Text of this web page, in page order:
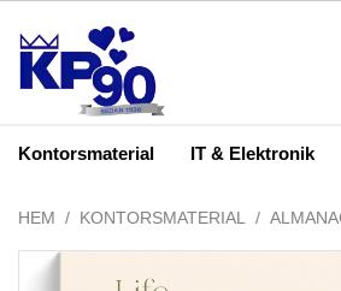
Kontorsmaterial IT & Elektronik
HEM KONTORSMATERIAL